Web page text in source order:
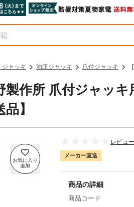
ジャッキ 油圧ジャッキ 爪付ジャッキ
製作所 爪付ジャ
】
レビュ
メーカー直送
商品の詳細
商品コード